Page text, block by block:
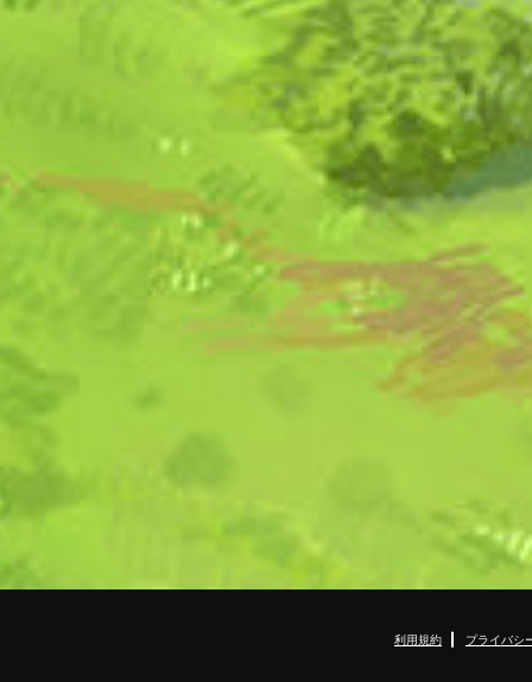
利用規約 プライバシ